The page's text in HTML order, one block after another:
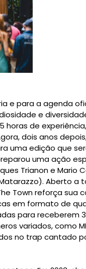
e para a agenda
e
horas de
dois anos
uma edição que
uma ação
Trianon e Mario
Aberto a
Town reforça sua
em formato de
para receberem
variados, como
no trap cantado